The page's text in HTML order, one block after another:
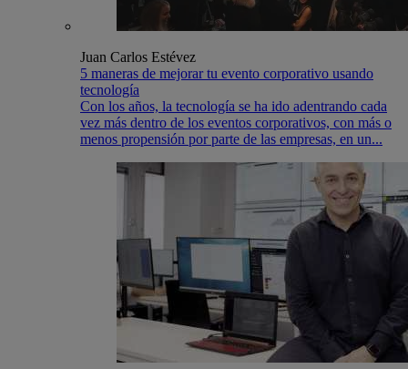
Juan Carlos Estévez
5 maneras de mejorar tu evento corporativo usando
tecnología
Con los años, la tecnología se ha ido adentrando cada
vez más dentro de los eventos corporativos, con más o
menos propensión por parte de las empresas, en un...